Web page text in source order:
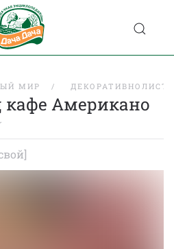
МИР
кафе Американо